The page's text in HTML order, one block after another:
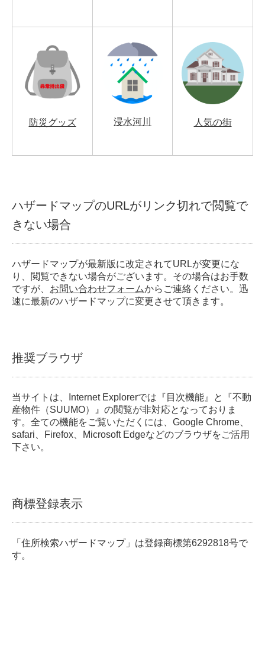
防災グッズ 浸水河川 人気の街
ハザードマップのURLがリンク切れで閲覧で
きない場合
ハザードマップが最新版に改定されてURLが変更にな
り、閲覧できない場合がございます。その場合はお手数
ですが、 お問い合わせフォームからご連絡ください。迅
速に最新のハザードマップに変更させて頂きます。
推奨ブラウザ
当サイトは、Internet Explorerでは『目次機能』と『不動
産物件（SUUMO）』の閲覧が非対応となっておりま
す。全ての機能をご覧いただくには、Google Chrome、
safari、Firefox、Microsoft Edgeなどのブラウザをご活用
下さい。
商標登録表示
「住所検索ハザードマップ」は登録商標第6292818号で
す。